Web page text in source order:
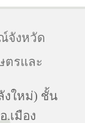
จังหวัด
ตรและ
งใหม่) ชั้น
.เมือง